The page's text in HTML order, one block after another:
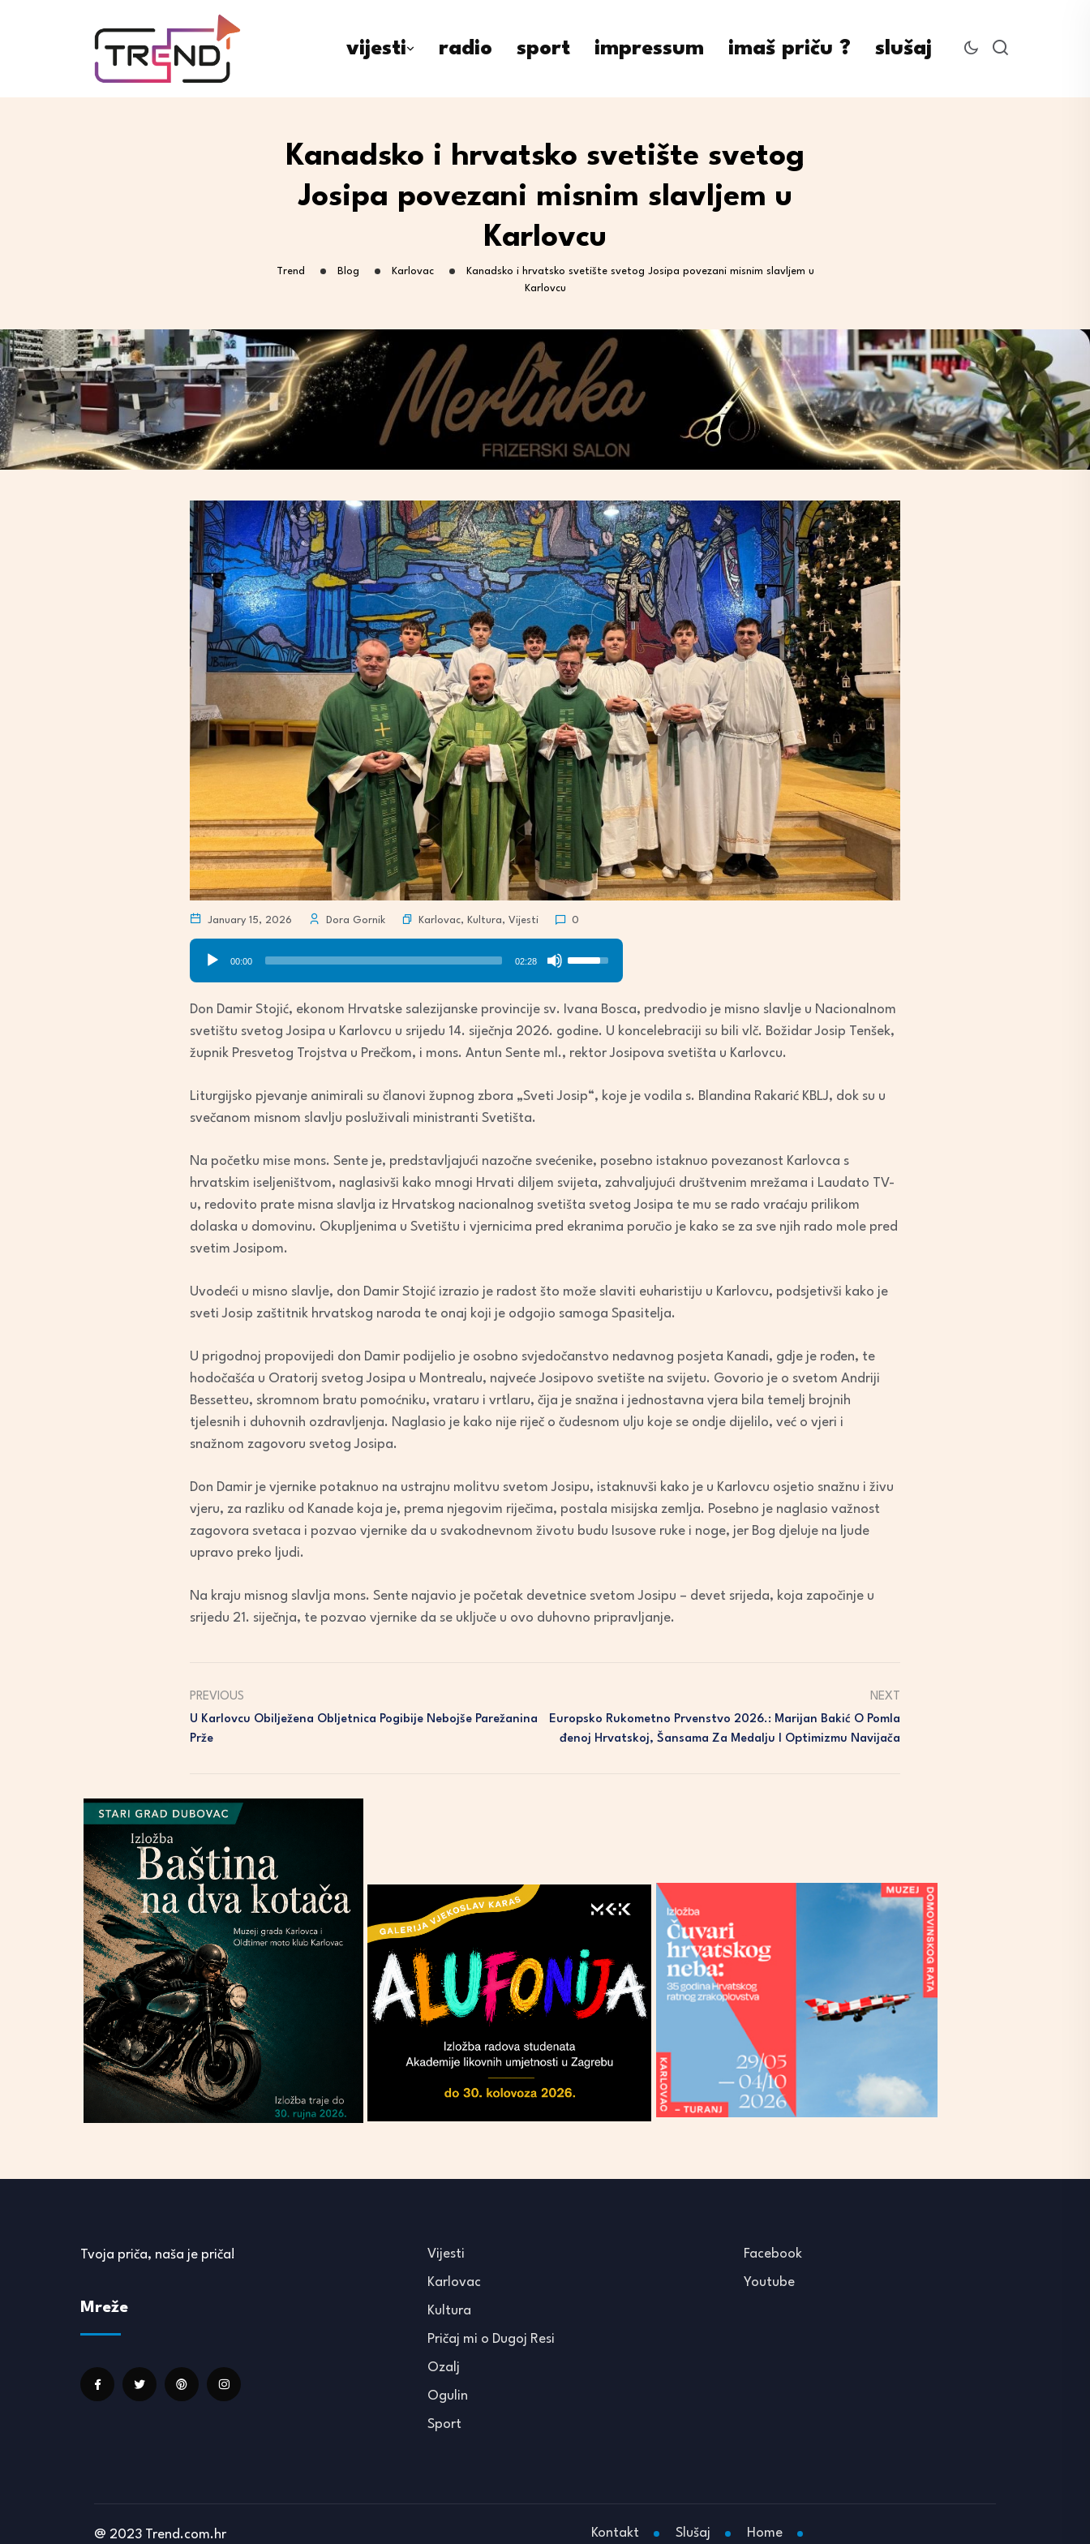
vijesti radio sport impressum imaš priču ? slušaj
Kanadsko i hrvatsko svetište svetog
Josipa povezani misnim slavljem u
Karlovcu
Trend Blog Karlovac
Kanadsko i hrvatsko svetište svetog Josipa povezani misnim slavljem u
Karlovcu
January 15, 2026 Dora Gornik Karlovac, Kultura, Vijesti 0
Audio
Player
00:00 02:28
Use
Up/Down
decrease
Don Damir Stojić, ekonom Hrvatske salezijanske provincije sv. Ivana Bosca, predvodio je misno slavlje u Nacionalnom
svetištu svetog Josipa u Karlovcu u srijedu 14. siječnja 2026. godine. U koncelebraciji su bili vlč. Božidar Josip Tenšek,
župnik Presvetog Trojstva u Prečkom, i mons. Antun Sente ml., rektor Josipova svetišta u Karlovcu.
Liturgijsko pjevanje animirali su članovi župnog zbora „Sveti Josip“, koje je vodila s. Blandina Rakarić KBLJ, dok su u
svečanom misnom slavlju posluživali ministranti Svetišta.
Na početku mise mons. Sente je, predstavljajući nazočne svećenike, posebno istaknuo povezanost Karlovca s
hrvatskim iseljeništvom, naglasivši kako mnogi Hrvati diljem svijeta, zahvaljujući društvenim mrežama i Laudato TV-
u, redovito prate misna slavlja iz Hrvatskog nacionalnog svetišta svetog Josipa te mu se rado vraćaju prilikom
dolaska u domovinu. Okupljenima u Svetištu i vjernicima pred ekranima poručio je kako se za sve njih rado mole pred
svetim Josipom.
Uvodeći u misno slavlje, don Damir Stojić izrazio je radost što može slaviti euharistiju u Karlovcu, podsjetivši kako je
sveti Josip zaštitnik hrvatskog naroda te onaj koji je odgojio samoga Spasitelja.
U prigodnoj propovijedi don Damir podijelio je osobno svjedočanstvo nedavnog posjeta Kanadi, gdje je rođen, te
hodočašća u Oratorij svetog Josipa u Montrealu, najveće Josipovo svetište na svijetu. Govorio je o svetom Andriji
Bessetteu, skromnom bratu pomoćniku, vrataru i vrtlaru, čija je snažna i jednostavna vjera bila temelj brojnih
tjelesnih i duhovnih ozdravljenja. Naglasio je kako nije riječ o čudesnom ulju koje se ondje dijelilo, već o vjeri i
snažnom zagovoru svetog Josipa.
Don Damir je vjernike potaknuo na ustrajnu molitvu svetom Josipu, istaknuvši kako je u Karlovcu osjetio snažnu i živu
vjeru, za razliku od Kanade koja je, prema njegovim riječima, postala misijska zemlja. Posebno je naglasio važnost
zagovora svetaca i pozvao vjernike da u svakodnevnom životu budu Isusove ruke i noge, jer Bog djeluje na ljude
upravo preko ljudi.
Na kraju misnog slavlja mons. Sente najavio je početak devetnice svetom Josipu – devet srijeda, koja započinje u
srijedu 21. siječnja, te pozvao vjernike da se uključe u ovo duhovno pripravljanje.
PREVIOUS
U Karlovcu Obilježena Obljetnica Pogibije Nebojše Parežanina
Prže
NEXT
Europsko Rukometno Prvenstvo 2026.: Marijan Bakić O Pomla
Đenoj Hrvatskoj, Šansama Za Medalju I Optimizmu Navijača
Tvoja priča, naša je priča!
Mreže
Vijesti
Karlovac
Kultura
Pričaj mi o Dugoj Resi
Ozalj
Ogulin
Sport
Facebook
Youtube
@ 2023 Trend.com.hr Kontakt Slušaj Home